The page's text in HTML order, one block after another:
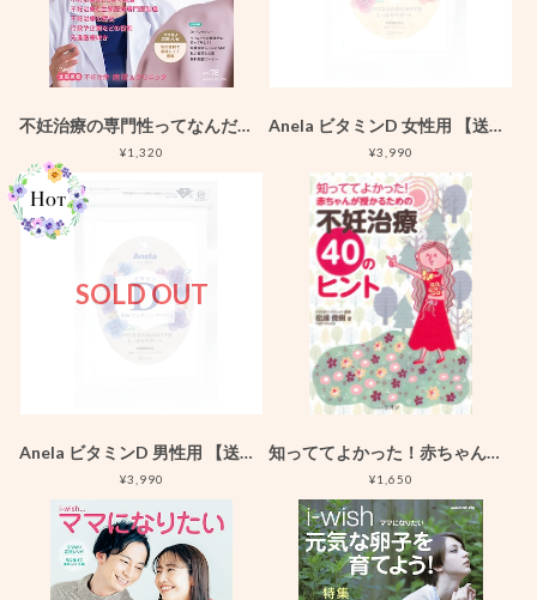
不妊治療の専門性ってなんだろう？
¥1,320
Anela ビタミンD 女性用 【送料無料】
¥3,990
SOLD OUT
Anela ビタミンD 男性用 【送料無料】
¥3,990
知っててよかった！赤ちゃんが授かるための不妊治療40のヒント
¥1,650